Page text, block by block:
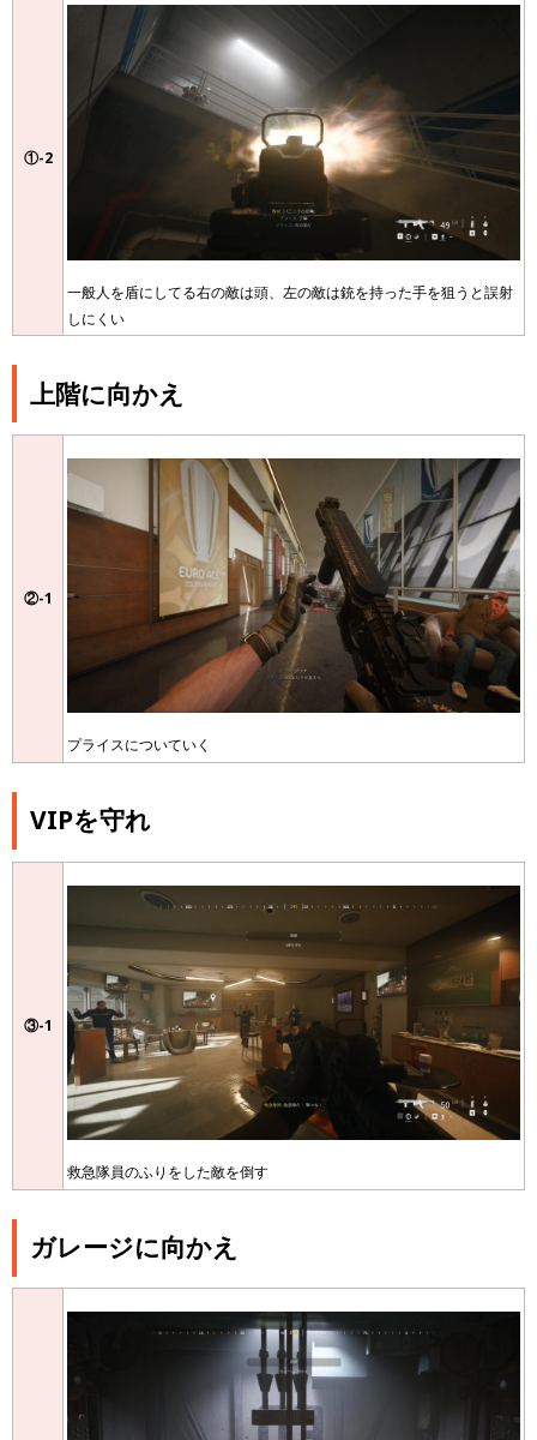
①-2
一般人を盾にしてる右の敵は頭、左の敵は銃を持った手を狙うと誤射
しにくい
上階に向かえ
②-1
プライスについていく
VIPを守れ
③-1
救急隊員のふりをした敵を倒す
ガレージに向かえ